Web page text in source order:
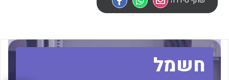
לכל מוצרי היצרן
חשמל